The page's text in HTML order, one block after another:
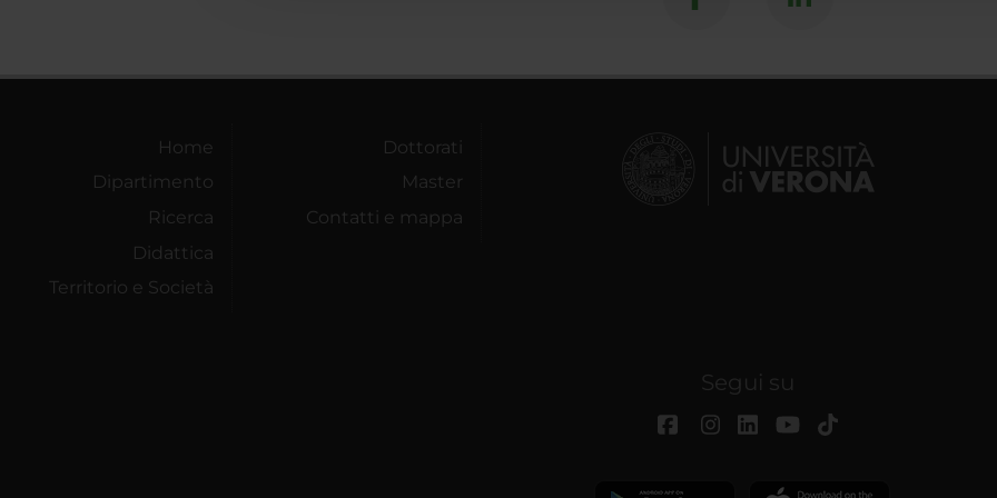
Home
Dipartimento
Ricerca
Didattica
Territorio e Società
Dottorati
Master
Contatti e mappa
Segui su